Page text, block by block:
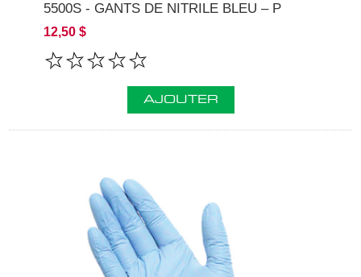
5500S - GANTS DE NITRILE BLEU – P
12,50 $
AJOUTER